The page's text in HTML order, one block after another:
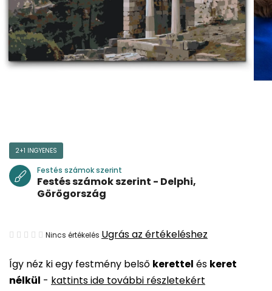
Így néz ki egy festmény belső kerettel és keret
nélkül - kattints ide további részletekért
2+1 INGYENES
Festés számok szerint
Festés számok szerint - Delphi,
Görögország
A
átlagos
értékelése
Nincs értékelés Ugrás az értékeléshez